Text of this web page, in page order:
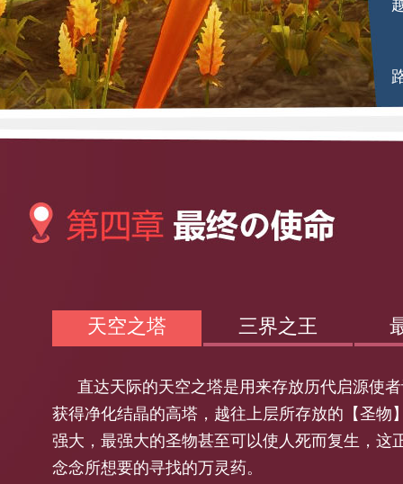
天空之塔 三界之王
直达天际的天空之塔是用来存放历代启源使
获得净化结晶的高塔，越往上层所存放的【圣物
强大，最强大的圣物甚至可以使人死而复生，这
念念所想要的寻找的万灵药。